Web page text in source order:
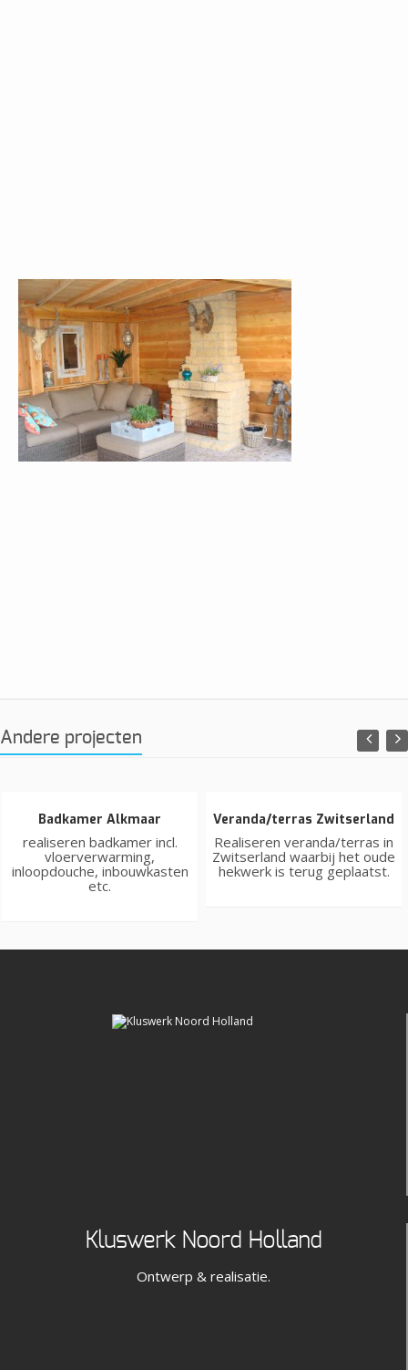
Andere projecten
Badkamer Alkmaar
realiseren badkamer incl.
vloerverwarming,
inloopdouche, inbouwkasten
etc.
Veranda/terras Zwitserland
Realiseren veranda/terras in
Zwitserland waarbij het oude
hekwerk is terug geplaatst.
Kluswerk Noord Holland
Ontwerp & realisatie.